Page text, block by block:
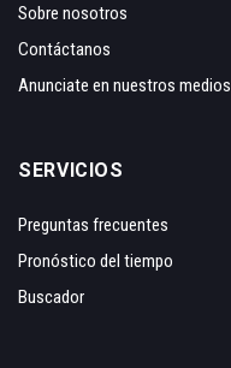
Sobre nosotros
Contáctanos
Anunciate en nuestros medios
SERVICIOS
Preguntas frecuentes
Pronóstico del tiempo
Buscador